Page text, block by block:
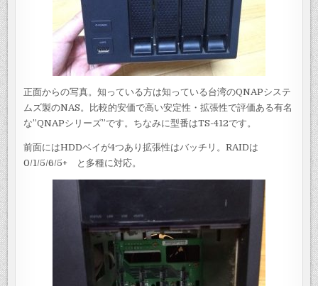
正面からの写真。知っている方は知っている台湾のQNAPシステ
ムズ製のNAS。比較的安価で高い安定性・拡張性で評価ある有名
な”QNAPシリーズ”です。ちなみに型番はTS-412です。
前面にはHDDベイが4つあり拡張性はバッチリ。RAIDは
0/1/5/6/5+ と多種に対応。